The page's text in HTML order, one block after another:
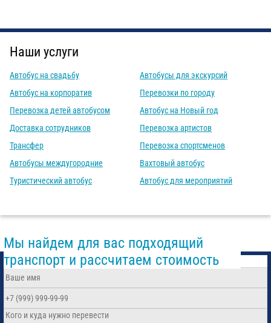
Наши услуги
Автобус на свадьбу
Автобус на корпоратив
Перевозка детей автобусом
Доставка сотрудников
Трансфер
Автобусы междугородние
Туристический автобус
Автобусы для экскурсий
Перевозки по городу
Автобус на Новый год
Перевозка артистов
Перевозка спортсменов
Вахтовый автобус
Автобус для мероприятий
Мы найдем для вас подходящий
транспорт и рассчитаем стоимость